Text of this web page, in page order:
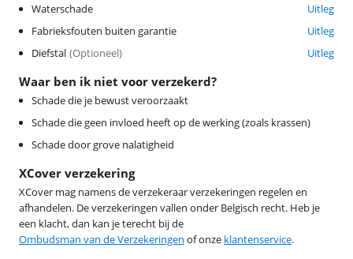
Waterschade
Uitleg
Fabrieksfouten buiten garantie
Uitleg
Diefstal (Optioneel) Uitleg
Waar ben ik niet voor verzekerd?
Schade die je bewust veroorzaakt
Schade die geen invloed heeft op de werking (zoals krassen)
Schade door grove nalatigheid
XCover verzekering
XCover mag namens de verzekeraar verzekeringen regelen en
afhandelen. De verzekeringen vallen onder Belgisch recht. Heb je
een klacht, dan kan je terecht bij de
Ombudsman van de Verzekeringen of onze klantenservice.